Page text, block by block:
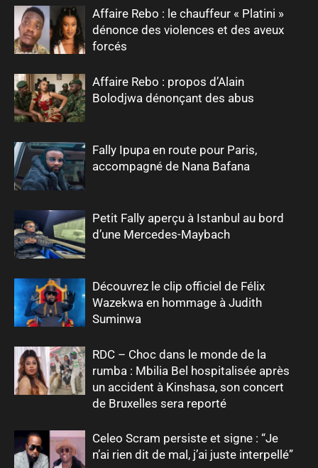
Affaire Rebo : le chauffeur « Platini »
dénonce des violences et des aveux
forcés
Affaire Rebo : propos d’Alain
Bolodjwa dénonçant des abus
Fally Ipupa en route pour Paris,
accompagné de Nana Bafana
Petit Fally aperçu à Istanbul au bord
d’une Mercedes-Maybach
Découvrez le clip officiel de Félix
Wazekwa en hommage à Judith
Suminwa
RDC – Choc dans le monde de la
rumba : Mbilia Bel hospitalisée après
un accident à Kinshasa, son concert
de Bruxelles sera reporté
Celeo Scram persiste et signe : “Je
n’ai rien dit de mal, j’ai juste interpellé”